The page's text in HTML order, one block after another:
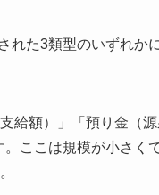
れた3類型のいずれか
給額）」「預り金（
。ここは規模が小さく